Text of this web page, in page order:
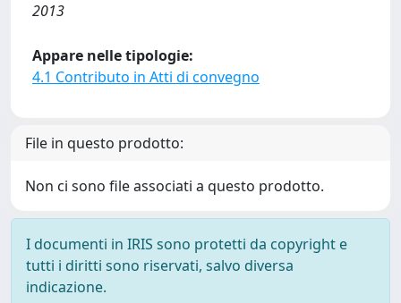
2013
Appare nelle tipologie:
4.1 Contributo in Atti di convegno
File in questo prodotto:
Non ci sono file associati a questo prodotto.
I documenti in IRIS sono protetti da copyright e
tutti i diritti sono riservati, salvo diversa
indicazione.